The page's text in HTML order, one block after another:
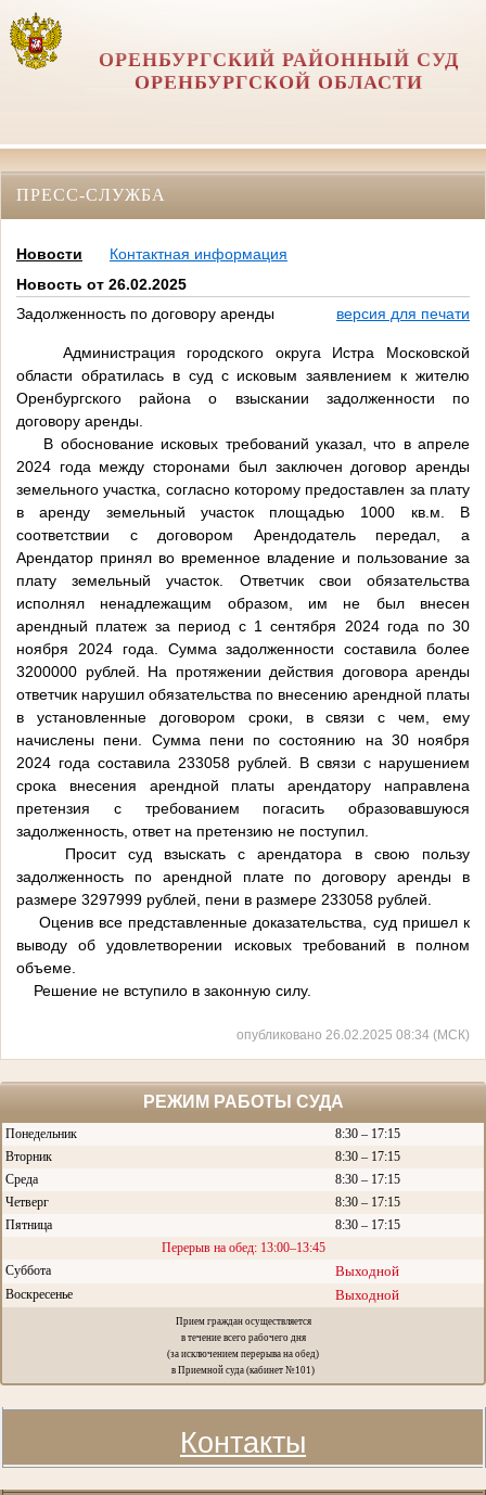
ОРЕНБУРГСКИЙ РАЙОННЫЙ СУД
ОРЕНБУРГСКОЙ ОБЛАСТИ
ПРЕСС-СЛУЖБА
Новости
Контактная информация
Новость от 26.02.2025
Задолженность по договору аренды
версия для печати
Администрация городского округа Истра Московской
области обратилась в суд с исковым заявлением к жителю
Оренбургского района о взыскании задолженности по
договору аренды.
В обоснование исковых требований указал, что в апреле
2024 года между сторонами был заключен договор аренды
земельного участка, согласно которому предоставлен за плату
в аренду земельный участок площадью 1000 кв.м. В
соответствии с договором Арендодатель передал, а
Арендатор принял во временное владение и пользование за
плату земельный участок. Ответчик свои обязательства
исполнял ненадлежащим образом, им не был внесен
арендный платеж за период с 1 сентября 2024 года по 30
ноября 2024 года. Сумма задолженности составила более
3200000 рублей. На протяжении действия договора аренды
ответчик нарушил обязательства по внесению арендной платы
в установленные договором сроки, в связи с чем, ему
начислены пени. Сумма пени по состоянию на 30 ноября
2024 года составила 233058 рублей. В связи с нарушением
срока внесения арендной платы арендатору направлена
претензия с требованием погасить образовавшуюся
задолженность, ответ на претензию не поступил.
Просит суд взыскать с арендатора в свою пользу
задолженность по арендной плате по договору аренды в
размере 3297999 рублей, пени в размере 233058 рублей.
Оценив все представленные доказательства, суд пришел к
выводу об удовлетворении исковых требований в полном
объеме.
Решение не вступило в законную силу.
опубликовано 26.02.2025 08:34 (МСК)
РЕЖИМ РАБОТЫ СУДА
Понедельник
8:30 – 17:15
Вторник
8:30 – 17:15
Среда
8:30 – 17:15
Четверг
8:30 – 17:15
Пятница
8:30 – 17:15
Перерыв на обед: 13:00–13:45
Суббота
Выходной
Воскресенье Выходной
Прием граждан осуществляется
в течение всего рабочего дня
(за исключением перерыва на обед)
в Приемной суда (кабинет №101)
Контакты